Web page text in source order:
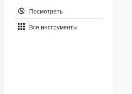
Посмотреть
Все инструменты